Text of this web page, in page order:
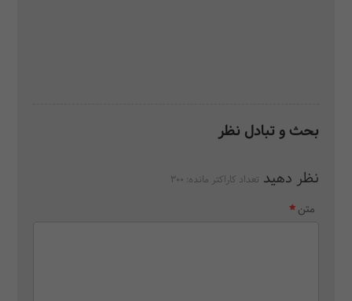
بحث و تبادل نظر
نظر دهید تعداد کاراکتر مانده: 300
متن